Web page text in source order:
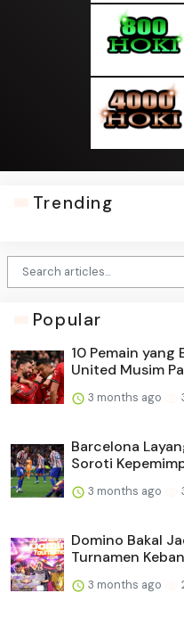
Trending
Popular
10 Pemain
United Musim
3 months ago
Barcelona
Soroti
3 months ago
Domino Bakal
Turnamen
3 months ago